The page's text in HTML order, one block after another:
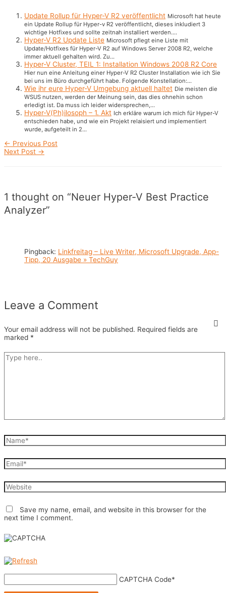
Update Rollup für Hyper-V R2 veröffentlicht Microsoft hat heute
ein Update Rollup für Hyper-v R2 veröffentlicht, dieses inkludiert 3
wichtige Hotfixes und sollte zeitnah installiert werden....
Hyper-V R2 Update Liste Microsoft pflegt eine Liste mit
Update/Hotfixes für Hyper-V R2 auf Windows Server 2008 R2, welche
immer aktuell gehalten wird. Zu...
Hyper-V Cluster, TEIL 1: Installation Windows 2008 R2 Core
Hier nun eine Anleitung einer Hyper-V R2 Cluster Installation wie ich Sie
bei uns im Büro durchgeführt habe. Folgende Konstellation:...
Wie ihr eure Hyper-V Umgebung aktuell haltet Die meisten die
WSUS nutzen, werden der Meinung sein, das dies ohnehin schon
erledigt ist. Da muss ich leider widersprechen,...
Hyper-V(Ph)ilosoph – 1. Akt Ich erkläre warum ich mich für Hyper-V
entschieden habe, und wie ein Projekt relaisiert und implementiert
wurde, aufgeteilt in 2...
Post
navigation
← Previous Post
Next Post →
1 thought on “Neuer Hyper-V Best Practice
Analyzer”
Pingback: Linkfreitag – Live Writer, Microsoft Upgrade, App-
Tipp, 20 Ausgabe » TechGuy
Leave a Comment
Your email address will not be published. Required fields are
marked *
Type
here..
Name*
Email*
Website
Save my name, email, and website in this browser for the
next time I comment.
CAPTCHA Code*